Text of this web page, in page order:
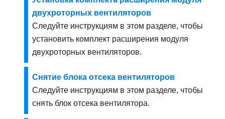
двухроторных вентиляторов
Следуйте инструкциям в этом разделе, чтобы
установить комплект расширения модуля
двухроторных вентиляторов.
Снятие блока отсека вентиляторов
Следуйте инструкциям в этом разделе, чтобы
снять блок отсека вентилятора.